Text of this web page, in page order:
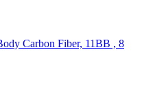
Carbon Fiber, 11BB , 8